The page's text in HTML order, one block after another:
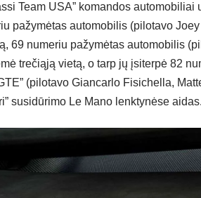
Team USA” komandos
pažymėtas automobilis (pilotavo
69 numeriu pažymėtas automobilis
trečiąją vietą, o tarp jų įsiterpė 82
(pilotavo Giancarlo Fisichella,
susidūrimo Le Mano lenktynėse aidas.